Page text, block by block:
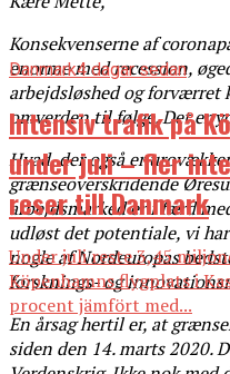
Konsekvenserne af
enorme med recession,
arbejdsløshed og forværret
omverden til følge. Det er
Hvad, der også er
grænseoverskridende
arbejdsmarked er i færd
udløst det potentiale, vi
nogle af Nordeuropas
forsknings- og
En årsag hertil er, at
siden den 14. marts 2020.
Danmark4 dagar sedan
Intensiv trafik på
under juli – fler
reser till Danmark
Under juli reste 3,45
Köpenhamns flygplats i
procent jämfört med...